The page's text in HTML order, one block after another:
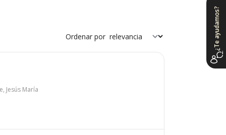
Ordenar por
Jesús María
¿Te ayudamos?